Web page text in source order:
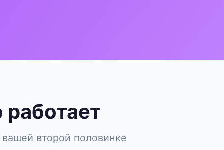
работает
второй половинке